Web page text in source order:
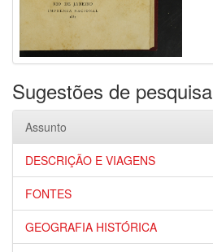
Sugestões de pesquisa
Assunto
DESCRIÇÃO E VIAGENS
FONTES
GEOGRAFIA HISTÓRICA